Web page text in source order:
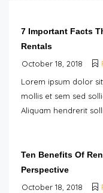
7 Important Facts
Rentals
October 18, 2018
Lorem ipsum dolor
mollis et sem sed
Aliquam hendrerit
Ten Benefits Of
Perspective
October 18, 2018